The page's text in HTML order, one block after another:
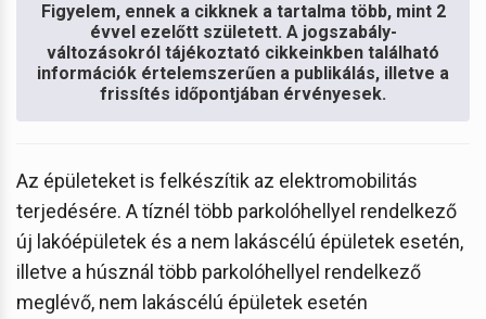
Figyelem, ennek a cikknek a tartalma több, mint 2
évvel ezelőtt született. A jogszabály-
változásokról tájékoztató cikkeinkben található
információk értelemszerűen a publikálás, illetve a
frissítés időpontjában érvényesek.
Az épületeket is felkészítik az elektromobilitás
terjedésére. A tíznél több parkolóhellyel rendelkező
új lakóépületek és a nem lakáscélú épületek esetén,
illetve a húsznál több parkolóhellyel rendelkező
meglévő, nem lakáscélú épületek esetén